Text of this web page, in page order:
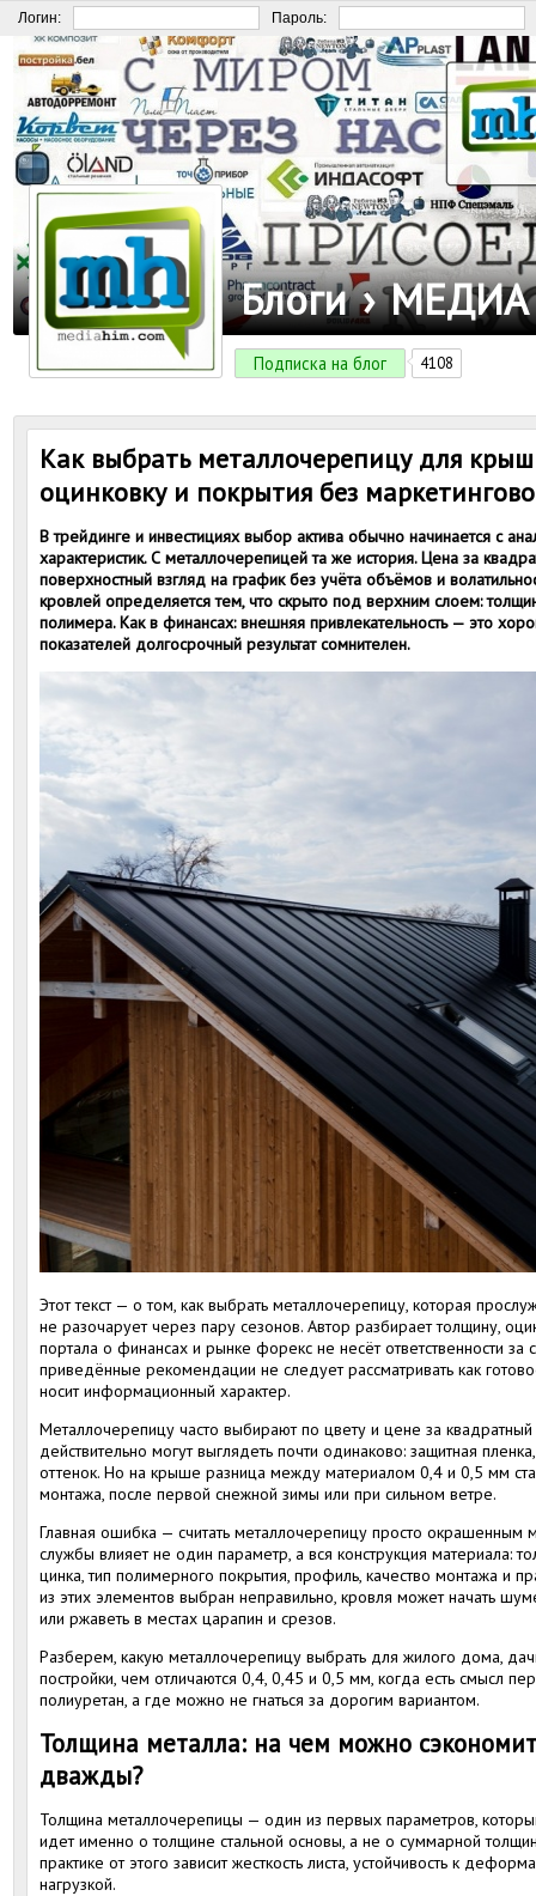
Логин: Пароль:
Блоги ›
Подписка на блог 4108
Как выбрать металлочерепицу для
оцинковку и покрытия без
В трейдинге и инвестициях выбор актива обычно начинается с
характеристик. С металлочерепицей та же история. Цена за
поверхностный взгляд на график без учёта объёмов и
кровлей определяется тем, что скрыто под верхним слоем:
полимера. Как в финансах: внешняя привлекательность — это
показателей долгосрочный результат сомнителен.
Этот текст — о том, как выбрать металлочерепицу, которая
не разочарует через пару сезонов. Автор разбирает толщину,
портала о финансах и рынке форекс не несёт ответственности за
приведённые рекомендации не следует рассматривать как
носит информационный характер.
Металлочерепицу часто выбирают по цвету и цене за
действительно могут выглядеть почти одинаково: защитная
оттенок. Но на крыше разница между материалом 0,4 и 0,5 мм
монтажа, после первой снежной зимы или при сильном ветре.
Главная ошибка — считать металлочерепицу просто окрашенным
службы влияет не один параметр, а вся конструкция материала:
цинка, тип полимерного покрытия, профиль, качество монтажа и
из этих элементов выбран неправильно, кровля может начать
или ржаветь в местах царапин и срезов.
Разберем, какую металлочерепицу выбрать для жилого дома,
постройки, чем отличаются 0,4, 0,45 и 0,5 мм, когда есть смысл
полиуретан, а где можно не гнаться за дорогим вариантом.
Толщина металла: на чем можно
дважды?
Толщина металлочерепицы — один из первых параметров,
идет именно о толщине стальной основы, а не о суммарной
практике от этого зависит жесткость листа, устойчивость к
нагрузкой.